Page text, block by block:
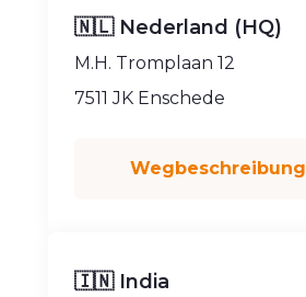
🇳🇱 Nederland (HQ)
M.H. Tromplaan 12
7511 JK Enschede
Wegbeschreibung
🇮🇳 India